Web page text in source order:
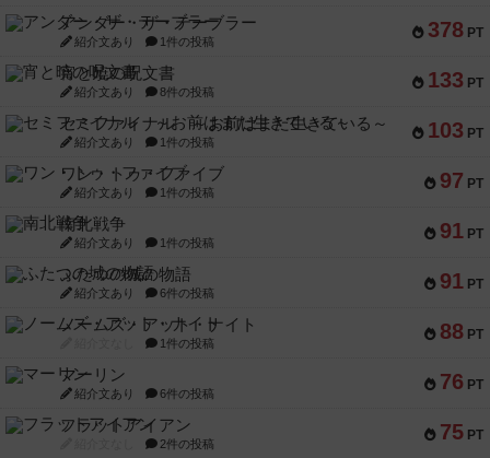
378 PT
アンダー・ザ・テーブラー
紹介文あり 1件の投稿
133 PT
宵と暁の呪文書
紹介文あり 8件の投稿
103 PT
セミファイナル ～お前はまだ生きている～
紹介文あり 1件の投稿
97 PT
ワン・トゥ・ファイブ
紹介文あり 1件の投稿
91 PT
南北戦争
紹介文あり 1件の投稿
91 PT
ふたつの城の物語
紹介文あり 6件の投稿
88 PT
ノームズ・アット・ナイト
1件の投稿
76 PT
マーリン
紹介文あり 6件の投稿
75 PT
フラットアイアン
2件の投稿